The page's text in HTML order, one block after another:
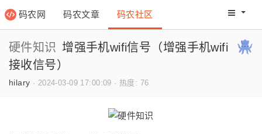
码农网 码农文章 码农社区 码农网
硬件知识 增强手机wifi信号（增强手机wifi
接收信号）
hilary · 2024-03-09 17:00:09 · 热度: 76